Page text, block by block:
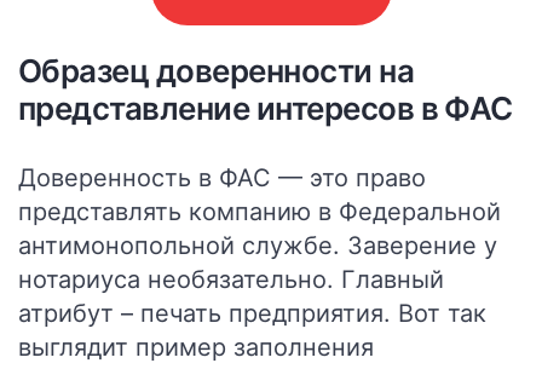
Образец доверенности на
представление интересов в ФАС
Доверенность в ФАС — это право
представлять компанию в Федеральной
антимонопольной службе. Заверение у
нотариуса необязательно. Главный
атрибут – печать предприятия. Вот так
выглядит пример заполнения